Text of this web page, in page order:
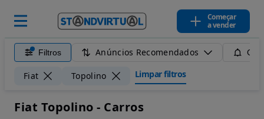
Começar
a vender
Filtros Anúncios Recomendados
Fiat Topolino Limpar filtros
Fiat Topolino - Carros